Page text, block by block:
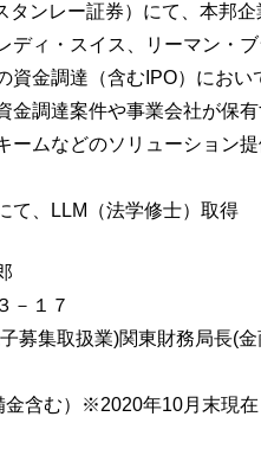
タンレー証券）にて、本邦
ディ・スイス、リーマン・
資金調達（含むIPO）にお
金調達案件や事業会社が保
ームなどのソリューション
て、LLM（法学修士）取得
－１７
募集取扱業)関東財務局長(
金含む）※2020年10月末現在